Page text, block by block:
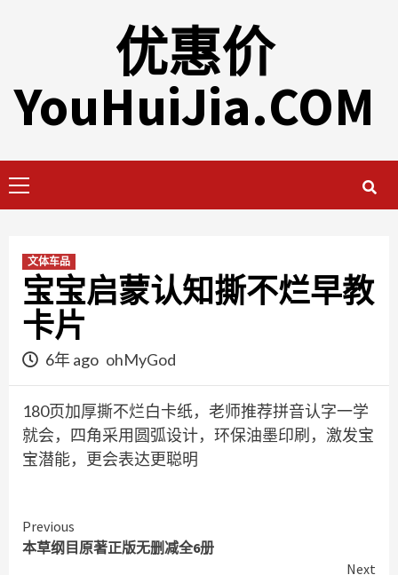
优惠价
YouHuiJia.COM
Menu
文体车品
宝宝启蒙认知撕不烂早教
卡片
6年 ago ohMyGod
180页加厚撕不烂白卡纸，老师推荐拼音认字一学
就会，四角采用圆弧设计，环保油墨印刷，激发宝
宝潜能，更会表达更聪明
Continue
Reading
Previous
本草纲目原著正版无删减全6册
Next